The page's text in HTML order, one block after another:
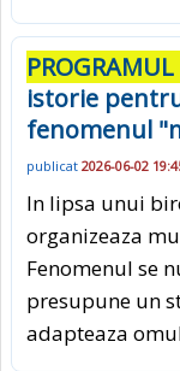
istorie
fenomenul
publicat 2026-06-02
In lipsa unui
organizeaza
Fenomenul se
presupune un
adapteaza